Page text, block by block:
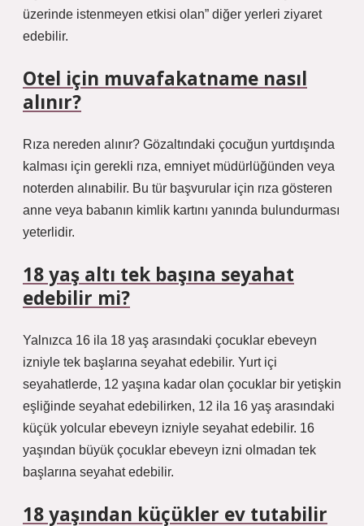
üzerinde istenmeyen etkisi olan” diğer yerleri ziyaret
edebilir.
Otel için muvafakatname nasıl
alınır?
Rıza nereden alınır? Gözaltındaki çocuğun yurtdışında
kalması için gerekli rıza, emniyet müdürlüğünden veya
noterden alınabilir. Bu tür başvurular için rıza gösteren
anne veya babanın kimlik kartını yanında bulundurması
yeterlidir.
18 yaş altı tek başına seyahat
edebilir mi?
Yalnızca 16 ila 18 yaş arasındaki çocuklar ebeveyn
izniyle tek başlarına seyahat edebilir. Yurt içi
seyahatlerde, 12 yaşına kadar olan çocuklar bir yetişkin
eşliğinde seyahat edebilirken, 12 ila 16 yaş arasındaki
küçük yolcular ebeveyn izniyle seyahat edebilir. 16
yaşından büyük çocuklar ebeveyn izni olmadan tek
başlarına seyahat edebilir.
18 yaşından küçükler ev tutabilir